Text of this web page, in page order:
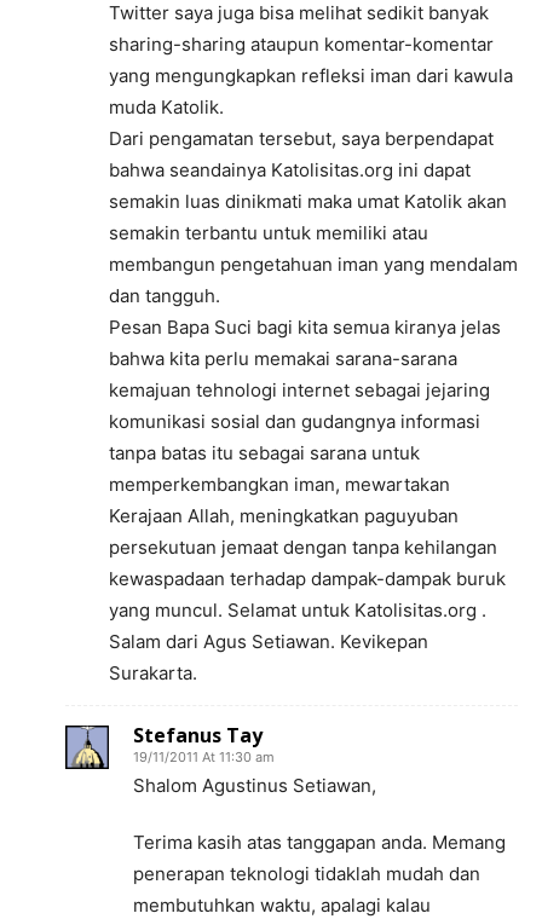
Twitter saya juga bisa melihat sedikit banyak
sharing-sharing ataupun komentar-komentar
yang mengungkapkan refleksi iman dari kawula
muda Katolik.
Dari pengamatan tersebut, saya berpendapat
bahwa seandainya Katolisitas.org ini dapat
semakin luas dinikmati maka umat Katolik akan
semakin terbantu untuk memiliki atau
membangun pengetahuan iman yang mendalam
dan tangguh.
Pesan Bapa Suci bagi kita semua kiranya jelas
bahwa kita perlu memakai sarana-sarana
kemajuan tehnologi internet sebagai jejaring
komunikasi sosial dan gudangnya informasi
tanpa batas itu sebagai sarana untuk
memperkembangkan iman, mewartakan
Kerajaan Allah, meningkatkan paguyuban
persekutuan jemaat dengan tanpa kehilangan
kewaspadaan terhadap dampak-dampak buruk
yang muncul. Selamat untuk Katolisitas.org .
Salam dari Agus Setiawan. Kevikepan
Surakarta.
Stefanus Tay
19/11/2011 At 11:30 am
Shalom Agustinus Setiawan,
Terima kasih atas tanggapan anda. Memang
penerapan teknologi tidaklah mudah dan
membutuhkan waktu, apalagi kalau